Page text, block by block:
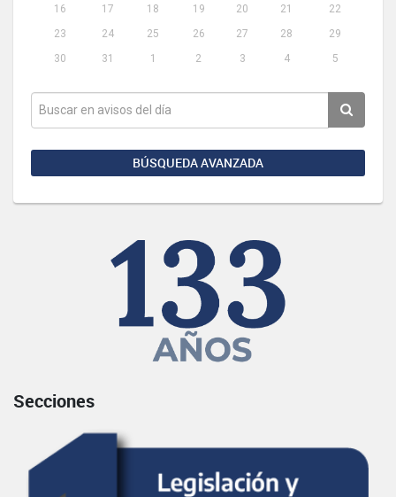
16
17 18 19 20 21
22
23
24 25 26 27 28
29
30
31 1 2 3 4 5
BÚSQUEDA AVANZADA
Secciones